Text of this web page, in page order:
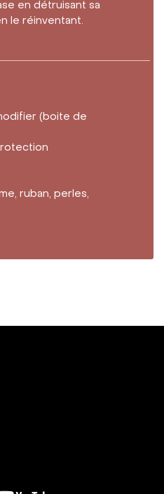
en détruisant sa
le réinventant.
(boite de
ruban, perles,